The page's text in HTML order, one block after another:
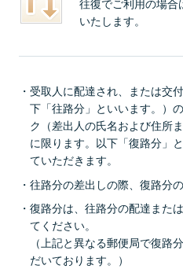
いたします。
受取人に配達され、または交
下「往路分」といいます。）
ク（差出人の氏名および住所
に限ります。以下「復路分」
ていただきます。
往路分の差出しの際、復路分
復路分は、往路分の配達また
てください。
（上記と異なる郵便局で復路
だいております。）